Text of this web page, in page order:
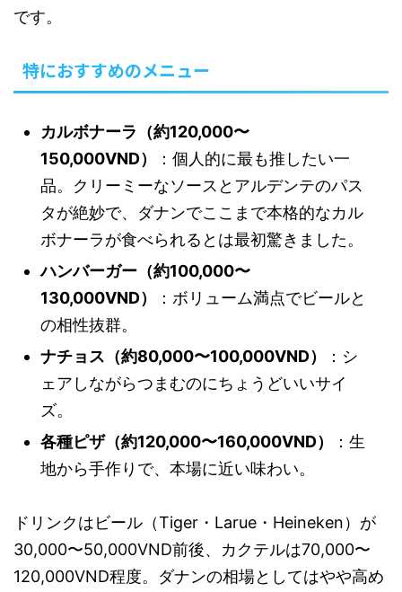
です。
特におすすめのメニュー
カルボナーラ（約120,000〜
150,000VND）
：個人的に最も推したい一
品。クリーミーなソースとアルデンテのパス
タが絶妙で、ダナンでここまで本格的なカル
ボナーラが食べられるとは最初驚きました。
ハンバーガー（約100,000〜
130,000VND）
：ボリューム満点でビールと
の相性抜群。
ナチョス（約80,000〜100,000VND）
：シ
ェアしながらつまむのにちょうどいいサイ
ズ。
各種ピザ（約120,000〜160,000VND）
：生
地から手作りで、本場に近い味わい。
ドリンクはビール（Tiger・Larue・Heineken）が
30,000〜50,000VND前後、カクテルは70,000〜
120,000VND程度。ダナンの相場としてはやや高め